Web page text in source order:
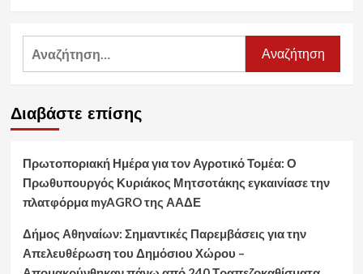
Αναζήτηση
Διαβάστε επίσης
Πρωτοποριακή Ημέρα για τον Αγροτικό Τομέα: Ο
Πρωθυπουργός Κυριάκος Μητσοτάκης εγκαινίασε την
πλατφόρμα myAGRO της ΑΑΔΕ
Δήμος Αθηναίων: Σημαντικές Παρεμβάσεις για την
Απελευθέρωση του Δημόσιου Χώρου –